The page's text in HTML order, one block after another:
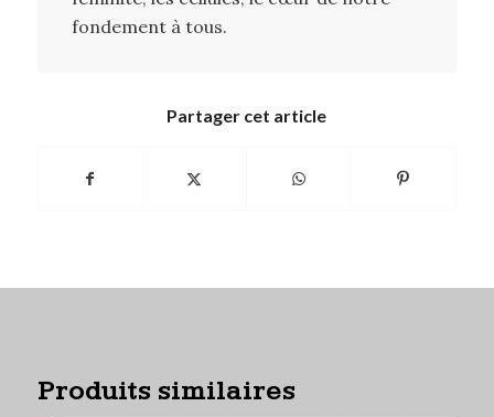
fondement à tous.
Partager cet article
Produits similaires